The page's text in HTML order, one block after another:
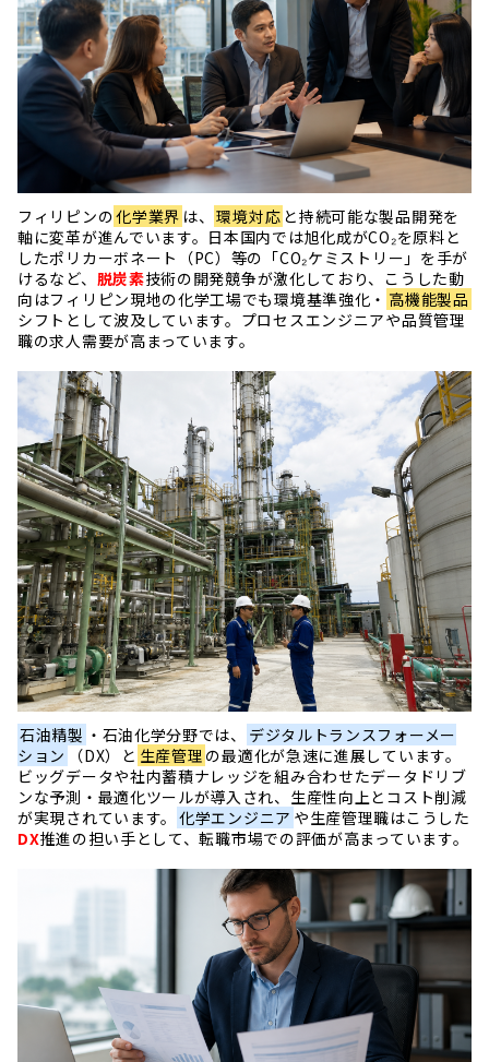
フィリピンの化学業界 は、 環境対応 と持続可能な製品開発を
軸に変革が進んでいます。日本国内では旭化成がCO₂を原料と
したポリカーボネート（PC）等の「CO₂ケミストリー」を手が
けるなど、 脱炭素技術の開発競争が激化しており、こうした動
向はフィリピン現地の化学工場でも環境基準強化・ 高機能製品
シフトとして波及しています。プロセスエンジニアや品質管理
職の求人需要が高まっています。
石油精製 ・石油化学分野では、
デジタルトランスフォーメー
ション
（DX）と 生産管理 の最適化が急速に進展しています。
ビッグデータや社内蓄積ナレッジを組み合わせたデータドリブ
ンな予測・最適化ツールが導入され、生産性向上とコスト削減
が実現されています。 化学エンジニア や生産管理職はこうした
DX推進の担い手として、転職市場での評価が高まっています。